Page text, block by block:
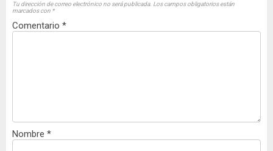
Tu dirección de correo electrónico no será publicada. Los campos obligatorios están
marcados con *
Comentario *
Nombre *